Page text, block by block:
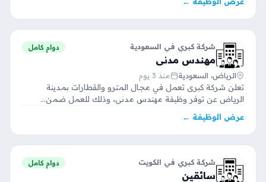
شركة كبري في السعودية
مهندس مدني
دوام كامل
الرياض، السعودية
منذ 3 يوم
تعلن شركة كبرى تعمل في مجال المترو والقطارات بمدينة
الرياض عن توفر وظيفة مهندس مدني، وذلك للعمل ضمن…
عرض الوظيفة ←
شركة كبري في الكويت
سائقين
دوام كامل